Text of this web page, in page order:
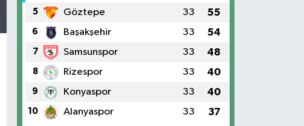
5 Göztepe 33 55
6 Başakşehir 33 54
7 Samsunspor 33 48
8 Rizespor 33 40
9 Konyaspor 33 40
10 Alanyaspor 33 37